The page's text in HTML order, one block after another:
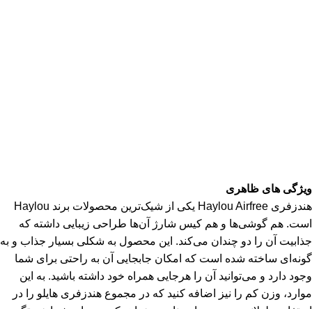
ویژگی های ظاهری
هندزفری Haylou Airfree یکی از شیک‌ترین محصولات برند Haylou
است. هم گوشی‌ها و هم کیس شارژ آن‌ها طراحی زیبایی داشته که
جذابیت آن را دو چندان می‌کند. این محصول به شکلی بسیار جذاب و به
گونه‌ای ساخته شده است که امکان جابجایی آن به راحتی برای شما
وجود دارد و می‌توانید آن را هرجایی همراه خود داشته باشید. به این
موارد، وزن کم را نیز اضافه کنید که در مجموع هندزفری هایلو را در